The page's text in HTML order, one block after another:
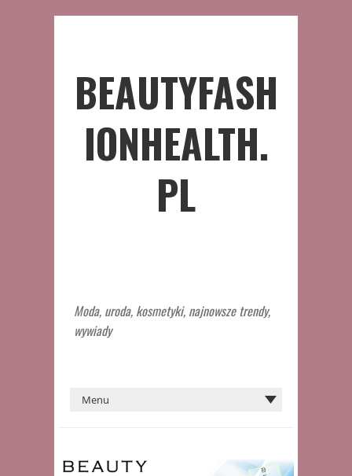
BEAUTYFASH
IONHEALTH.
PL
Moda, uroda, kosmetyki, najnowsze trendy,
wywiady